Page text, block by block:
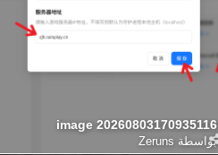
image 20260803170935116
بواسطة Zeruns